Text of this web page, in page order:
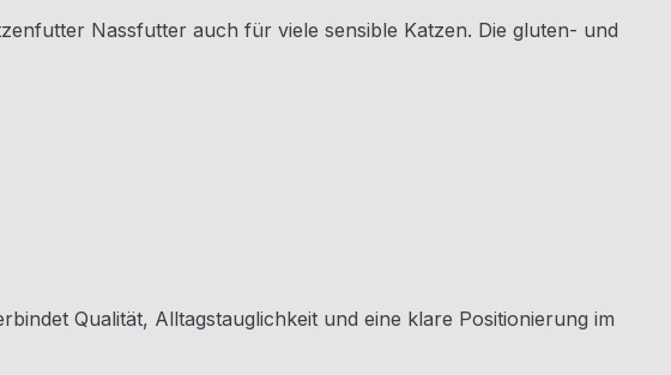
Nassfutter auch für viele sensible Katzen. Die gluten- und
Qualität, Alltagstauglichkeit und eine klare Positionierung im